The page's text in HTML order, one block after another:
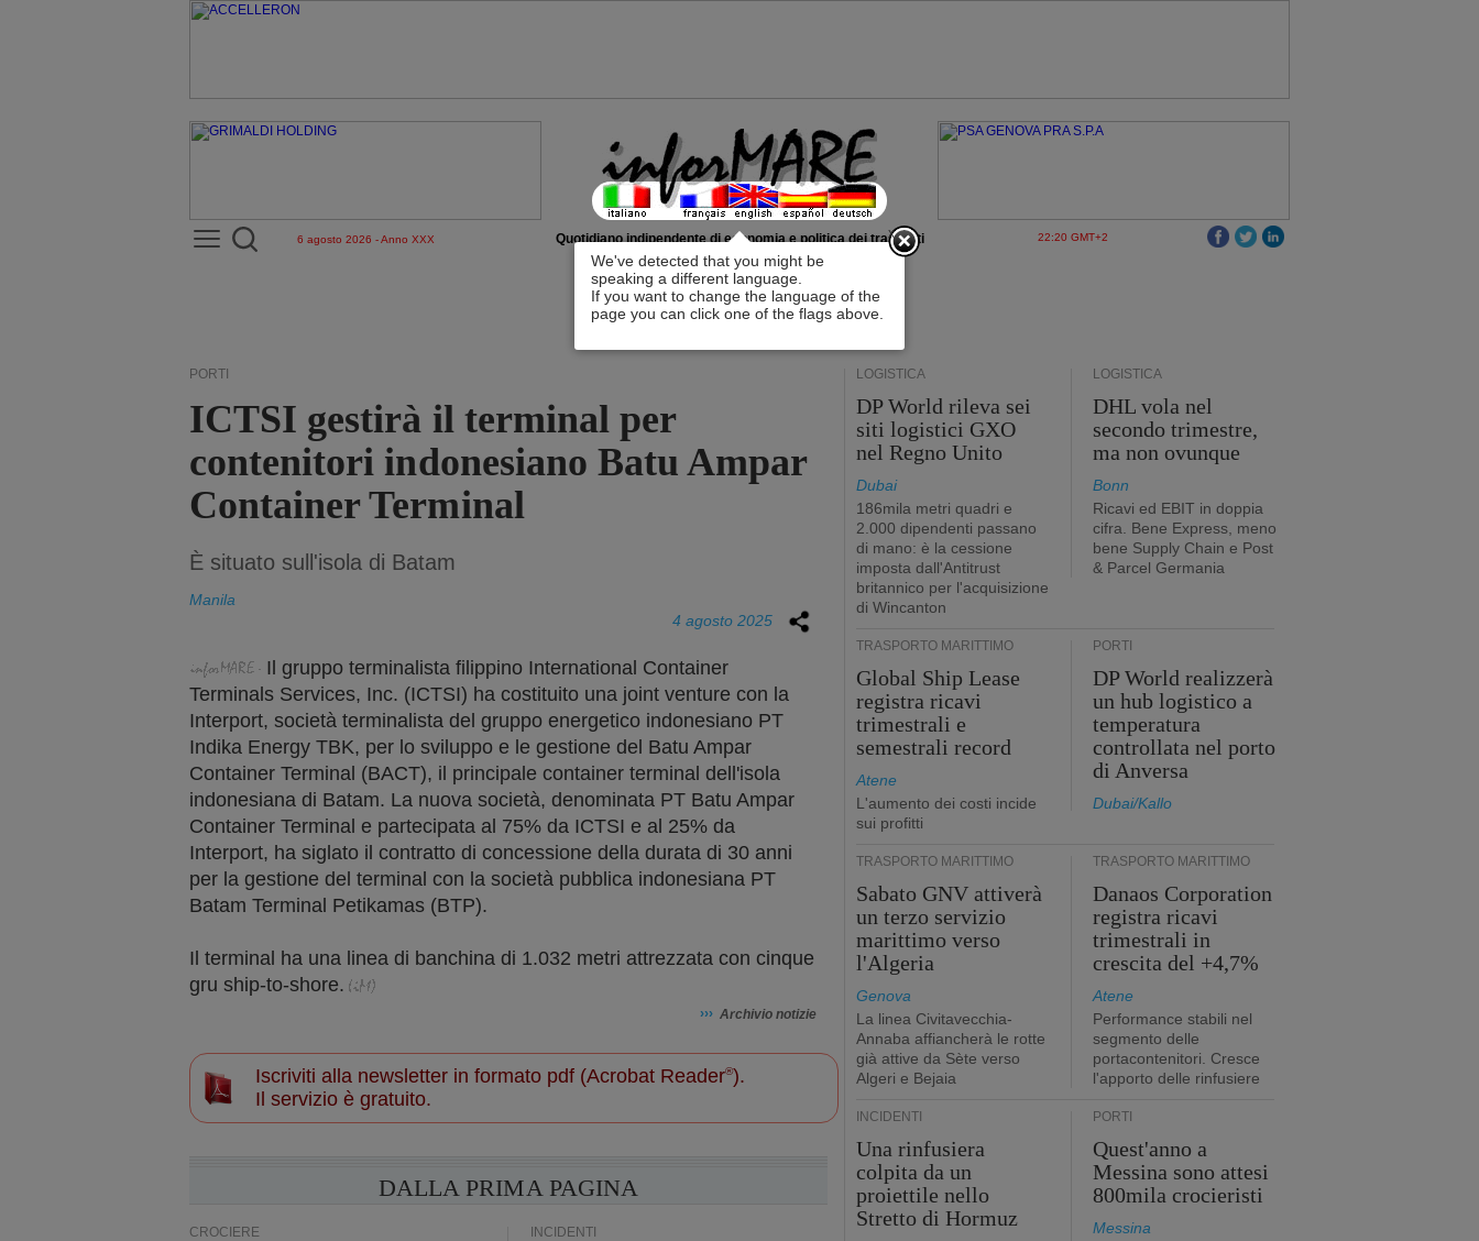
We've detected that you might be
speaking a different language.
If you want to change the language of the
page you can click one of the flags above.
x
6 agosto 2026 - Anno XXX Quotidiano indipendente di economia e politica dei trasporti 22:20 GMT+2
PORTI
ICTSI gestirà il terminal per
contenitori indonesiano Batu Ampar
Container Terminal
È situato sull'isola di Batam
Manila
4 agosto 2025
Il gruppo terminalista filippino International Container
Terminals Services, Inc. (ICTSI) ha costituito una joint venture con la
Interport, società terminalista del gruppo energetico indonesiano PT
Indika Energy TBK, per lo sviluppo e le gestione del Batu Ampar
Container Terminal (BACT), il principale container terminal dell'isola
indonesiana di Batam. La nuova società, denominata PT Batu Ampar
Container Terminal e partecipata al 75% da ICTSI e al 25% da
Interport, ha siglato il contratto di concessione della durata di 30 anni
per la gestione del terminal con la società pubblica indonesiana PT
Batam Terminal Petikamas (BTP).
Il terminal ha una linea di banchina di 1.032 metri attrezzata con cinque
gru ship-to-shore.
››› Archivio notizie
Iscriviti alla newsletter in formato pdf (Acrobat Reader®).
Il servizio è gratuito.
DALLA PRIMA PAGINA
CROCIERE INCIDENTI
LOGISTICA
DP World rileva sei
siti logistici GXO
nel Regno Unito
Dubai
186mila metri quadri e
2.000 dipendenti passano
di mano: è la cessione
imposta dall'Antitrust
britannico per l'acquisizione
di Wincanton
LOGISTICA
DHL vola nel
secondo trimestre,
ma non ovunque
Bonn
Ricavi ed EBIT in doppia
cifra. Bene Express, meno
bene Supply Chain e Post
& Parcel Germania
TRASPORTO MARITTIMO
Global Ship Lease
registra ricavi
trimestrali e
semestrali record
Atene
L'aumento dei costi incide
sui profitti
PORTI
DP World realizzerà
un hub logistico a
temperatura
controllata nel porto
di Anversa
Dubai/Kallo
TRASPORTO MARITTIMO
Sabato GNV attiverà
un terzo servizio
marittimo verso
l'Algeria
Genova
La linea Civitavecchia-
Annaba affiancherà le rotte
già attive da Sète verso
Algeri e Bejaia
TRASPORTO MARITTIMO
Danaos Corporation
registra ricavi
trimestrali in
crescita del +4,7%
Atene
Performance stabili nel
segmento delle
portacontenitori. Cresce
l'apporto delle rinfusiere
INCIDENTI
Una rinfusiera
colpita da un
proiettile nello
Stretto di Hormuz
PORTI
Quest'anno a
Messina sono attesi
800mila crocieristi
Messina